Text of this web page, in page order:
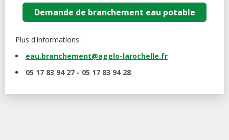
Demande de branchement eau potable
Plus d'informations :
eau.branchement@agglo-larochelle.fr
05 17 83 94 27 - 05 17 83 94 28